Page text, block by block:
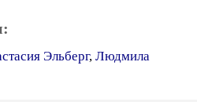
Эльберг, Людмила